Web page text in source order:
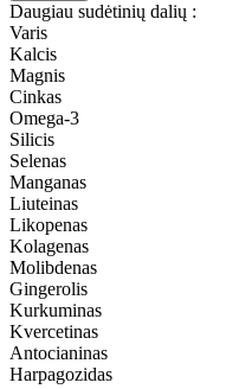
Daugiau sudėtinių dalių :
Varis
Kalcis
Magnis
Cinkas
Omega-3
Silicis
Selenas
Manganas
Liuteinas
Likopenas
Kolagenas
Molibdenas
Gingerolis
Kurkuminas
Kvercetinas
Antocianinas
Harpagozidas